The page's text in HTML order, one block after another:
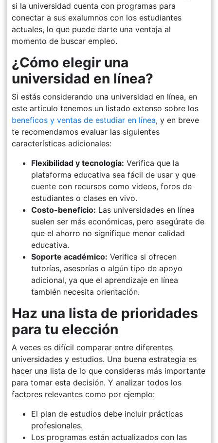
si la universidad cuenta con programas para
conectar a sus exalumnos con los estudiantes
actuales, lo que puede darte una ventaja al
momento de buscar empleo.
¿Cómo elegir una
universidad en línea?
Si estás considerando una universidad en línea, en
este artículo tenemos un listado extenso sobre los
beneficos y ventas de estudiar en línea, y en breve
te recomendamos evaluar las siguientes
características adicionales:
Flexibilidad y tecnología: Verifica que la
plataforma educativa sea fácil de usar y que
cuente con recursos como videos, foros de
estudiantes o clases en vivo.
Costo-beneficio: Las universidades en línea
suelen ser más económicas, pero asegúrate de
que el ahorro no signifique menor calidad
educativa.
Soporte académico: Verifica si ofrecen
tutorías, asesorías o algún tipo de apoyo
adicional, ya que el aprendizaje en línea
también necesita orientación.
Haz una lista de prioridades
para tu elección
A veces es difícil comparar entre diferentes
universidades y estudios. Una buena estrategia es
hacer una lista de lo que consideras más importante
para tomar esta decisión. Y analizar todos los
factores relevantes como por ejemplo:
El plan de estudios debe incluir prácticas
profesionales.
Los programas están actualizados con las